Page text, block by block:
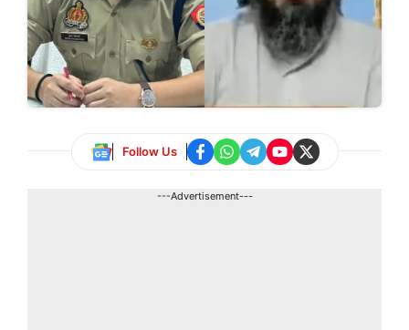
Follow Us
---Advertisement---